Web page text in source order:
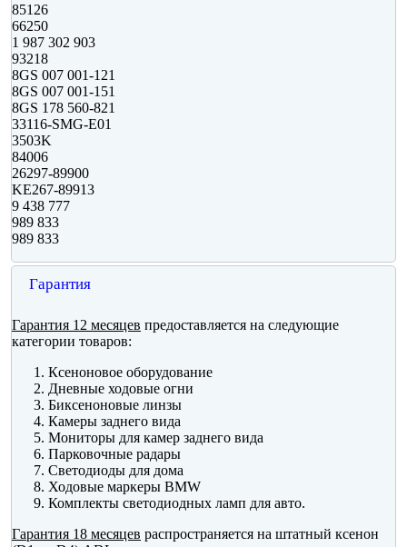
85126
66250
1 987 302 903
93218
8GS 007 001-121
8GS 007 001-151
8GS 178 560-821
33116-SMG-E01
3503K
84006
26297-89900
KE267-89913
9 438 777
989 833
989 833
Гарантия
Гарантия 12 месяцев предоставляется на следующие
категории товаров:
Ксеноновое оборудование
Дневные ходовые огни
Биксеноновые линзы
Камеры заднего вида
Мониторы для камер заднего вида
Парковочные радары
Светодиоды для дома
Ходовые маркеры BMW
Комплекты светодиодных ламп для авто.
Гарантия 18 месяцев распространяется на штатный ксенон